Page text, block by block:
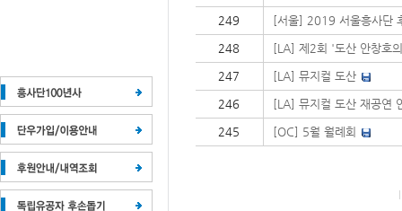
249 [서울] 2019 서울흥사단
248 [LA] 제2회 '도산 안창호
247 [LA] 뮤지컬 도산
246 [LA] 뮤지컬 도산 재공연
245 [OC] 5월 월례회